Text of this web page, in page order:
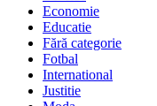
Economie
Educatie
Fără categorie
Fotbal
International
Justitie